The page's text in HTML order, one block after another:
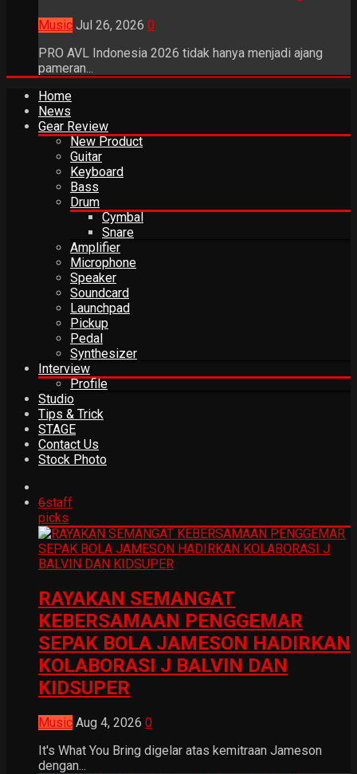
Music Jul 26, 2026 0
PRO AVL Indonesia 2026 tidak hanya menjadi ajang
pameran...
Home
News
Gear Review
New Product
Guitar
Keyboard
Bass
Drum
Cymbal
Snare
Amplifier
Microphone
Speaker
Soundcard
Launchpad
Pickup
Pedal
Synthesizer
Interview
Profile
Studio
Tips & Trick
STAGE
Contact Us
Stock Photo
6staff
picks
RAYAKAN SEMANGAT
KEBERSAMAAN PENGGEMAR
SEPAK BOLA JAMESON HADIRKAN
KOLABORASI J BALVIN DAN
KIDSUPER
Music Aug 4, 2026 0
It's What You Bring digelar atas kemitraan Jameson
dengan...